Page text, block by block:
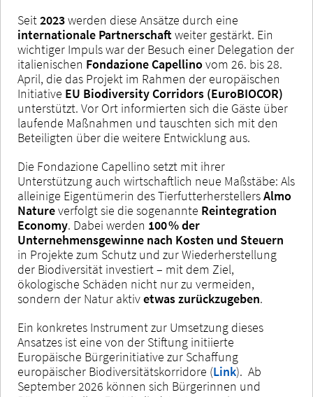
Seit2023werden diese Ansätze durch eine
internationale Partnerschaftweiter gestärkt. Ein
wichtiger Impuls war der Besuch einer Delegation der
italienischen Fondazione Capellinovom 26. bis 28.
April, die das Projekt im Rahmen der europäischen
Initiative EU Biodiversity Corridors (EuroBIOCOR)
unterstützt. Vor Ort informierten sich die Gäste über
laufende Maßnahmen und tauschten sich mit den
Beteiligten über die weitere Entwicklung aus.
Die Fondazione Capellino setzt mit ihrer
Unterstützung auch wirtschaftlich neue Maßstäbe: Als
alleinige Eigentümerin des TierfutterherstellersAlmo
Natureverfolgt sie die sogenannte Reintegration
Economy. Dabei werden 100 % der
Unternehmensgewinne nach Kosten und Steuern
in Projekte zum Schutz und zur Wiederherstellung
der Biodiversität investiert – mit dem Ziel,
ökologische Schäden nicht nur zu vermeiden,
sondern der Natur aktivetwas zurückzugeben.
Ein konkretes Instrument zur Umsetzung dieses
Ansatzes ist eine von der Stiftung initiierte
Europäische Bürgerinitiative zur Schaffung
europäischer Biodiversitätskorridore (Link). Ab
September 2026 können sich Bürgerinnen und